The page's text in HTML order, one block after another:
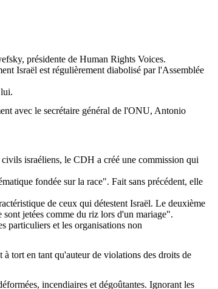
, présidente de Human Rights Voices.
Israël est régulièrement diabolisé par l'Assemblée
avec le secrétaire général de l'ONU, Antonio
israéliens, le CDH a créé une commission qui
fondée sur la race". Fait sans précédent, elle
de ceux qui détestent Israël. Le deuxième
jetées comme du riz lors d'un mariage".
particuliers et les organisations non
tort en tant qu'auteur de violations des droits de
incendiaires et dégoûtantes. Ignorant les